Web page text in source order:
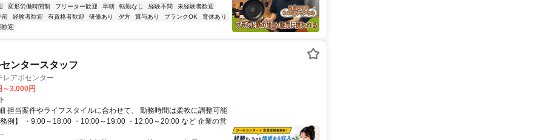
変形労働時間制 フリーター歓迎 早朝 転勤なし 経験不問
未経験者歓迎
前
経験者歓迎 有資格者歓迎 研修あり 夕方 賞与あり ブランクOK
育休あり
歓迎
ンタースタッフ
レアポセンター
3,000円
担当案件やライフスタイルに合わせて、 勤務時間は柔軟に調整可能
例】 ・9:00～18:00 ・10:00～19:00 ・12:00～20:00 など 企業の営